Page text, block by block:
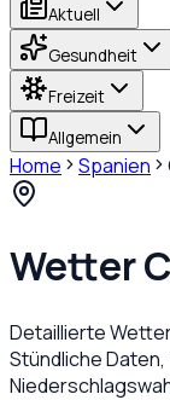
Aktuell
Gesundheit
Freizeit
Allgemein
Home Spanien
Wetter
Detaillierte
Stündliche